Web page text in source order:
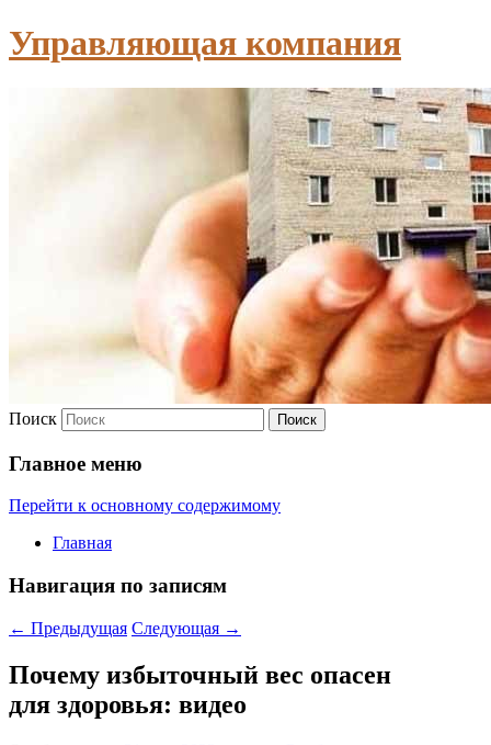
Управляющая компания
Поиск
Главное меню
Перейти к основному содержимому
Главная
Навигация по записям
← Предыдущая Следующая →
Почему избыточный вес опасен
для здоровья: видео